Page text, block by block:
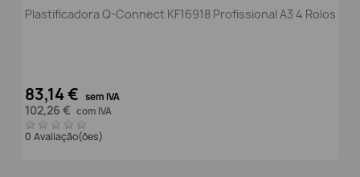
Plastificadora Q-Connect KF16918 Profissional A3 4 Rolos
83,14 € sem IVA
102,26 € com IVA
0 Avaliação(ões)